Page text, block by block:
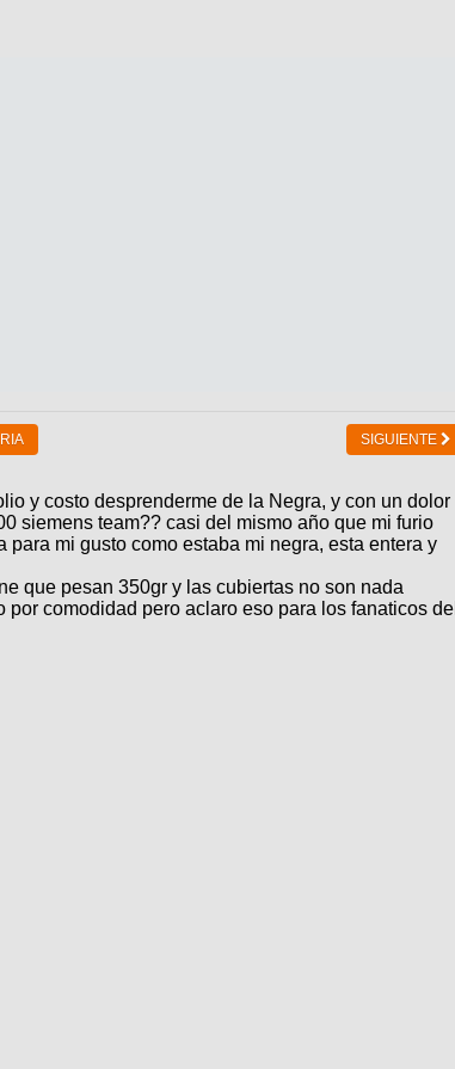
SIGUIENTE
y costo desprenderme de la Negra, y con un dolor
siemens team?? casi del mismo año que mi furio
mi gusto como estaba mi negra, esta entera y
que pesan 350gr y las cubiertas no son nada
comodidad pero aclaro eso para los fanaticos del